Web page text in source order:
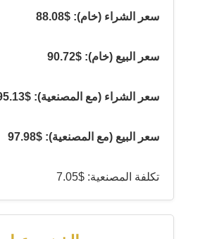
سعر الشراء (خام): $88.08
سعر البيع (خام): $90.72
سعر الشراء (مع المصنعية): $95.13
سعر البيع (مع المصنعية): $97.98
تكلفة المصنعية: $7.05